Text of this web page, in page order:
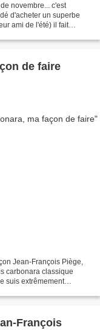
novembre... c'est
d'acheter un superbe
ami de l'été) il fait
de faire
Jean-François Piège,
carbonara classique
suis extrêmement
François